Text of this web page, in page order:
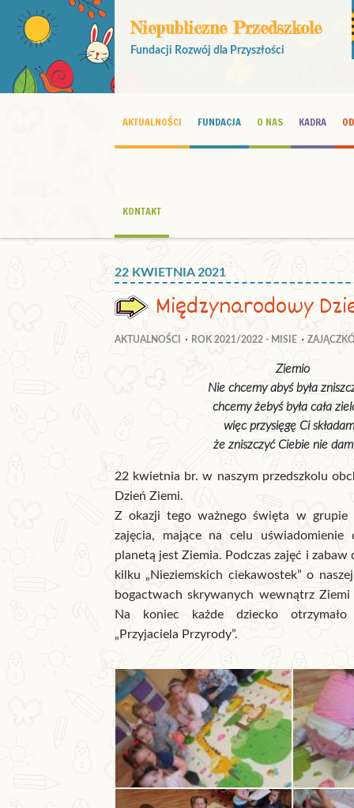
Niepubliczne Przedszkole
Fundacji Rozwój dla Przyszłości
AKTUALNOŚCI FUNDACJA O NAS KADRA
KONTAKT
22 KWIETNIA 2021
Międzynarodowy
AKTUALNOŚCI ROK 2021/2022 - MISIE
Ziemio
Nie chcemy abyś była
chcemy żebyś była cała
więc przysięgę Ci
że zniszczyć Ciebie nie
22 kwietnia br. w naszym przedszkolu
Dzień Ziemi.
Z okazji tego ważnego święta w grupie
zajęcia, mające na celu uświadomienie
planetą jest Ziemia. Podczas zajęć i zabaw
kilku „Nieziemskich ciekawostek” o
bogactwach skrywanych wewnątrz
Na koniec każde dziecko
„Przyjaciela Przyrody”.